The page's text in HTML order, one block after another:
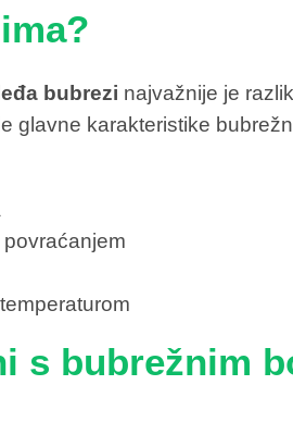
bubrezi najvažnije je
glavne karakteristike
s bubrežnim